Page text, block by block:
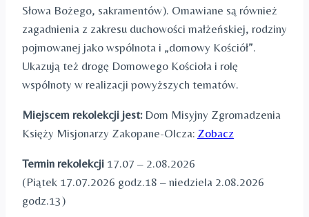
Słowa Bożego, sakramentów). Omawiane są również
zagadnienia z zakresu duchowości małżeńskiej, rodziny
pojmowanej jako wspólnota i „domowy Kościół”.
Ukazują też drogę Domowego Kościoła i rolę
wspólnoty w realizacji powyższych tematów.
Miejscem rekolekcji jest:Dom Misyjny Zgromadzenia
Księży Misjonarzy Zakopane-Olcza: Zobacz
Termin rekolekcji 17.07 – 2.08.2026
(Piątek 17.07.2026 godz.18 – niedziela 2.08.2026
godz.13)